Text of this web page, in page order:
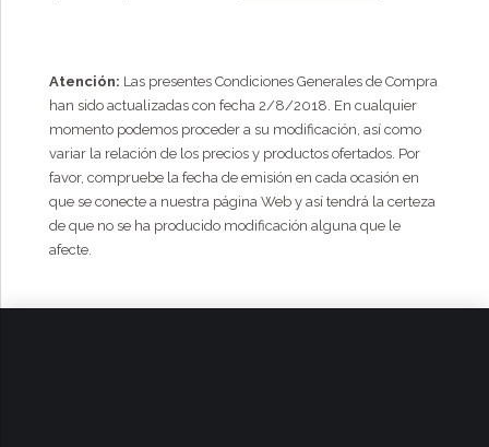
Atención: Las presentes Condiciones Generales de Compra
han sido actualizadas con fecha 2/8/2018. En cualquier
momento podemos proceder a su modificación, así como
variar la relación de los precios y productos ofertados. Por
favor, compruebe la fecha de emisión en cada ocasión en
que se conecte a nuestra página Web y así tendrá la certeza
de que no se ha producido modificación alguna que le
afecte.